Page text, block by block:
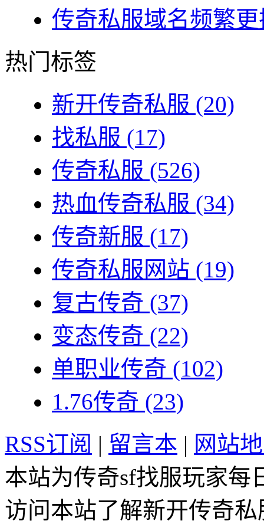
传奇私服域名频繁
热门标签
新开传奇私服 (20)
找私服 (17)
传奇私服 (526)
热血传奇私服 (34)
传奇新服 (17)
传奇私服网站 (19)
复古传奇 (37)
变态传奇 (22)
单职业传奇 (102)
1.76传奇 (23)
RSS订阅 | 留言本 | 网站
本站为传奇sf找服玩家每
访问本站了解新开传奇